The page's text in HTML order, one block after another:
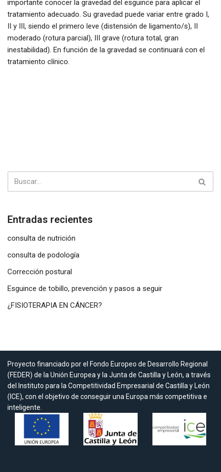
importante conocer la gravedad del esguince para aplicar el
tratamiento adecuado. Su gravedad puede variar entre grado I,
II y III, siendo el primero leve (distensión de ligamento/s), II
moderado (rotura parcial), III grave (rotura total, gran
inestabilidad). En función de la gravedad se continuará con el
tratamiento clínico.
Entradas recientes
consulta de nutrición
consulta de podología
Corrección postural
Esguince de tobillo, prevención y pasos a seguir
¿FISIOTERAPIA EN CÁNCER?
Proyecto financiado por el Fondo Europeo de Desarrollo Regional
(FEDER) de la Unión Europea y la Junta de Castilla y León, a través
del Instituto para la Competitividad Empresarial de Castilla y León
(ICE), con el objetivo de conseguir una Europa más competitiva e
inteligente.